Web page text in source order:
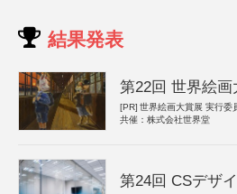
結果発表
第22回 世界絵画
[PR] 世界絵画大賞展 実行委
共催：株式会社世界堂
第24回 CSデザ